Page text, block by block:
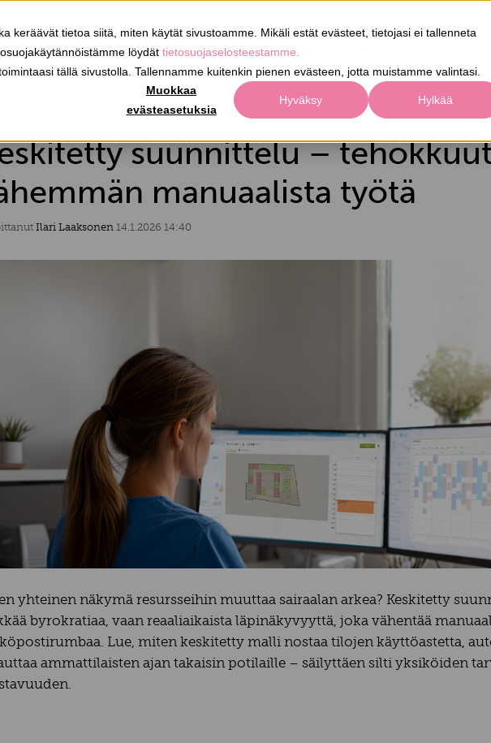
keräävät tietoa siitä, miten käytät sivustoamme. Mikäli estät evästeet, tietojasi ei tallenneta
löydät tietosuojaselosteestamme.
tällä sivustolla. Tallennamme kuitenkin pienen evästeen, jotta muistamme valintasi.
Muokkaa
evästeasetuksia
Hyväksy Hylkää
Tuotteet Ratkaisumme käytännössä
suunnittelu –
manuaalista työtä
Ilari Laaksonen 14.1.2026 14:40
yhteinen näkymä resursseihin muuttaa sairaalan arkea? Keskitetty
byrokratiaa, vaan reaaliaikaista läpinäkyvyyttä, joka vähentää
Lue, miten keskitetty malli nostaa tilojen käyttöastetta,
ammattilaisten ajan takaisin potilaille – säilyttäen silti yksiköiden